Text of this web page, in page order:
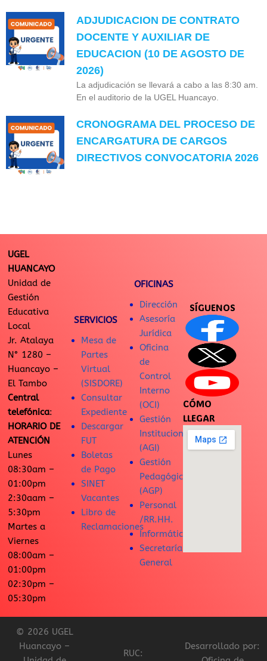
ADJUDICACION DE CONTRATO
DOCENTE Y AUXILIAR DE
EDUCACION (10 DE AGOSTO DE
2026)
La adjudicación se llevará a cabo a las 8:30 am.
En el auditorio de la UGEL Huancayo.
CRONOGRAMA DEL PROCESO DE
ENCARGATURA DE CARGOS
DIRECTIVOS CONVOCATORIA 2026
UGEL
HUANCAYO
Unidad de
Gestión
Educativa
Local
Jr. Atalaya
N° 1280 –
Huancayo –
El Tambo
Central
telefónica:
HORARIO DE
ATENCIÓN
Lunes
08:30am –
01:00pm
2:30aam –
5:30pm
Martes a
Viernes
08:00am –
01:00pm
02:30pm –
05:30pm
SERVICIOS
Mesa de
Partes
Virtual
(SISDORE)
Consultar
Expediente
Descargar
FUT
Boletas
de Pago
SINET
Vacantes
Libro de
Reclamaciones
OFICINAS
Dirección
Asesoría
Jurídica
Oficina
de
Control
Interno
(OCI)
Gestión
Institucional
(AGI)
Gestión
Pedagógica
(AGP)
Personal
/RR.HH.
Informática
Secretaría
General
SÍGUENOS
CÓMO
LLEGAR
© 2026 UGEL
Huancayo –
RUC:
Desarrollado por: